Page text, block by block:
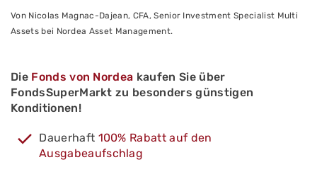
Von Nicolas Magnac-Dajean, CFA, Senior Investment Specialist Multi
Assets bei Nordea Asset Management.
Die Fonds von Nordea kaufen Sie über
FondsSuperMarkt zu besonders günstigen
Konditionen!
Dauerhaft 100% Rabatt auf den
Ausgabeaufschlag